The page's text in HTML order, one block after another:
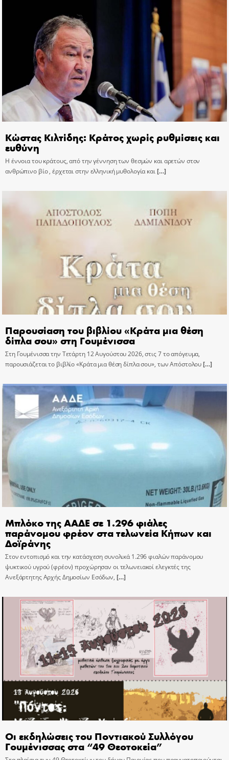
Κώστας Κιλτίδης: Κράτος χωρίς ρυθμίσεις και
ευθύνη
Η έννοια του κράτους, από την γέννηση των θεσμών και αρετών στον
ανθρώπινο βίο , έρχεται στην ελληνική μυθολογία και[…]
Παρουσίαση του βιβλίου «Κράτα μια θέση
δίπλα σου» στη Γουμένισσα
Στη Γουμένισσα την Τετάρτη 12 Αυγούστου 2026, στις 7 το απόγευμα,
παρουσιάζεται το βιβλίο «Κράτα μια θέση δίπλα σου», των Απόστολου[…]
Μπλόκο της ΑΑΔΕ σε 1.296 φιάλες
παράνομου φρέον στα τελωνεία Κήπων και
Δοϊράνης
Στον εντοπισμό και την κατάσχεση συνολικά 1.296 φιαλών παράνομου
ψυκτικού υγρού (φρέον) προχώρησαν οι τελωνειακοί ελεγκτές της
Ανεξάρτητης Αρχής Δημοσίων Εσόδων, […]
Οι εκδηλώσεις του Ποντιακού Συλλόγου
Γουμένισσας στα “49 Θεοτοκεία”